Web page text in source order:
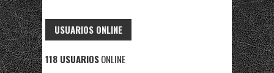
USUARIOS ONLINE
118 USUARIOSONLINE